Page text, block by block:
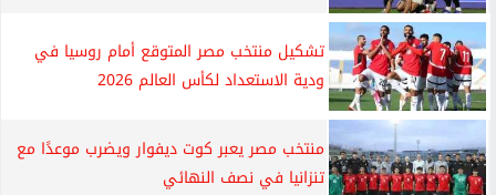
تشكيل منتخب مصر المتوقع أمام روسيا في
ودية الاستعداد لكأس العالم 2026
منتخب مصر يعبر كوت ديفوار ويضرب موعدًا مع
تنزانيا في نصف النهائي